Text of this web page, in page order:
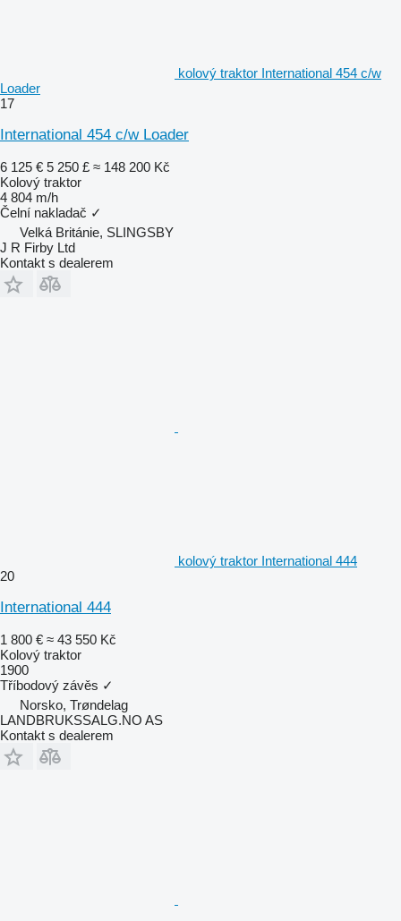
kolový traktor International 454 c/w
Loader
17
International 454 c/w Loader
6 125 € 5 250 £ ≈ 148 200 Kč
Kolový traktor
4 804 m/h
Čelní nakladač ✓
Velká Británie, SLINGSBY
J R Firby Ltd
Kontakt s dealerem
kolový traktor International 444
20
International 444
1 800 € ≈ 43 550 Kč
Kolový traktor
1900
Tříbodový závěs ✓
Norsko, Trøndelag
LANDBRUKSSALG.NO AS
Kontakt s dealerem